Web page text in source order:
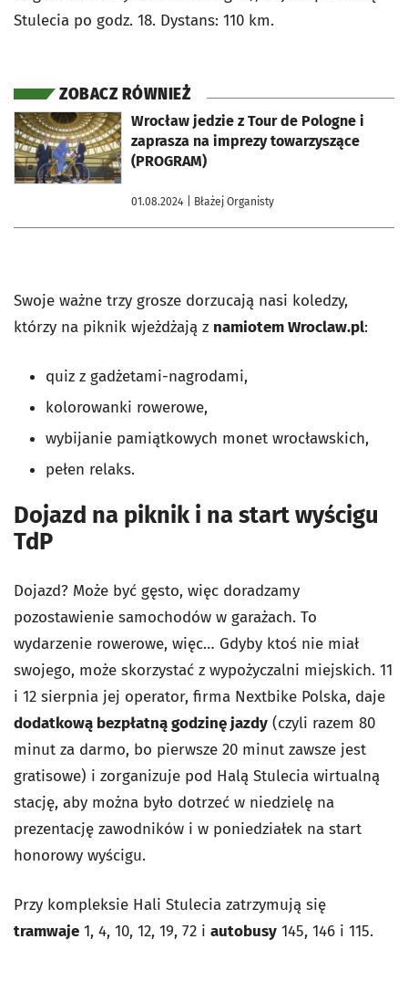
Stulecia po godz. 18. Dystans: 110 km.
ZOBACZ RÓWNIEŻ
Wrocław jedzie z Tour de Pologne i
zaprasza na imprezy towarzyszące
(PROGRAM)
01.08.2024 | Błażej Organisty
otworzy się w nowej karcie
Swoje ważne trzy grosze dorzucają nasi koledzy,
którzy na piknik wjeżdżają z namiotem Wroclaw.pl:
quiz z gadżetami-nagrodami,
kolorowanki rowerowe,
wybijanie pamiątkowych monet wrocławskich,
pełen relaks.
Dojazd na piknik i na start wyścigu
TdP
Dojazd? Może być gęsto, więc doradzamy
pozostawienie samochodów w garażach. To
wydarzenie rowerowe, więc… Gdyby ktoś nie miał
swojego, może skorzystać z wypożyczalni miejskich. 11
i 12 sierpnia jej operator, firma Nextbike Polska, daje
dodatkową bezpłatną godzinę jazdy (czyli razem 80
minut za darmo, bo pierwsze 20 minut zawsze jest
gratisowe) i zorganizuje pod Halą Stulecia wirtualną
stację, aby można było dotrzeć w niedzielę na
prezentację zawodników i w poniedziałek na start
honorowy wyścigu.
Przy kompleksie Hali Stulecia zatrzymują się
tramwaje 1, 4, 10, 12, 19, 72 i autobusy 145, 146 i 115.